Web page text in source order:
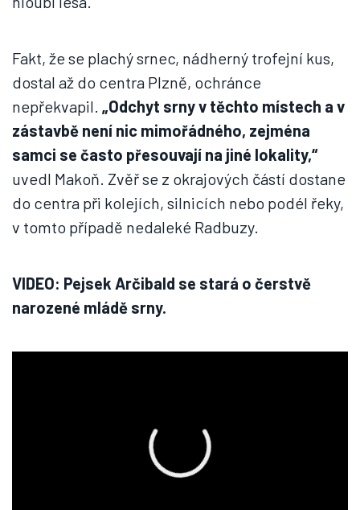
Fakt, že se plachý srnec, nádherný trofejní kus,
dostal až do centra Plzně, ochránce
nepřekvapil. „Odchyt srny v těchto místech a v
zástavbě není nic mimořádného, zejména
samci se často přesouvají na jiné lokality,“
uvedl Makoň. Zvěř se z okrajových částí dostane
do centra při kolejích, silnicích nebo podél řeky,
v tomto případě nedaleké Radbuzy.
VIDEO: Pejsek Arčibald se stará o čerstvě
narozené mládě srny.